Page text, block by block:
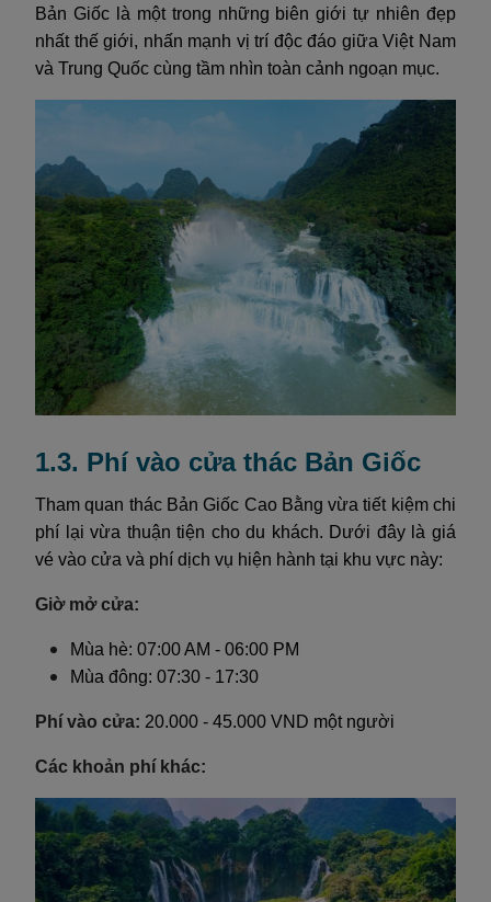
Bản Giốc là một trong những biên giới tự nhiên đẹp
nhất thế giới, nhấn mạnh vị trí độc đáo giữa Việt Nam
và Trung Quốc cùng tầm nhìn toàn cảnh ngoạn mục.
1.3. Phí vào cửa thác Bản Giốc
Tham quan thác Bản Giốc Cao Bằng vừa tiết kiệm chi
phí lại vừa thuận tiện cho du khách. Dưới đây là giá
vé vào cửa và phí dịch vụ hiện hành tại khu vực này:
Giờ mở cửa:
Mùa hè: 07:00 AM - 06:00 PM
Mùa đông: 07:30 - 17:30
Phí vào cửa: 20.000 - 45.000 VND một người
Các khoản phí khác: